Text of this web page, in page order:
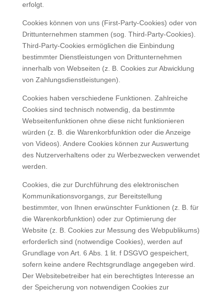
erfolgt.
Cookies können von uns (First-Party-Cookies) oder von
Drittunternehmen stammen (sog. Third-Party-Cookies).
Third-Party-Cookies ermöglichen die Einbindung
bestimmter Dienstleistungen von Drittunternehmen
innerhalb von Webseiten (z. B. Cookies zur Abwicklung
von Zahlungsdienstleistungen).
Cookies haben verschiedene Funktionen. Zahlreiche
Cookies sind technisch notwendig, da bestimmte
Webseitenfunktionen ohne diese nicht funktionieren
würden (z. B. die Warenkorbfunktion oder die Anzeige
von Videos). Andere Cookies können zur Auswertung
des Nutzerverhaltens oder zu Werbezwecken verwendet
werden.
Cookies, die zur Durchführung des elektronischen
Kommunikationsvorgangs, zur Bereitstellung
bestimmter, von Ihnen erwünschter Funktionen (z. B. für
die Warenkorbfunktion) oder zur Optimierung der
Website (z. B. Cookies zur Messung des Webpublikums)
erforderlich sind (notwendige Cookies), werden auf
Grundlage von Art. 6 Abs. 1 lit. f DSGVO gespeichert,
sofern keine andere Rechtsgrundlage angegeben wird.
Der Websitebetreiber hat ein berechtigtes Interesse an
der Speicherung von notwendigen Cookies zur